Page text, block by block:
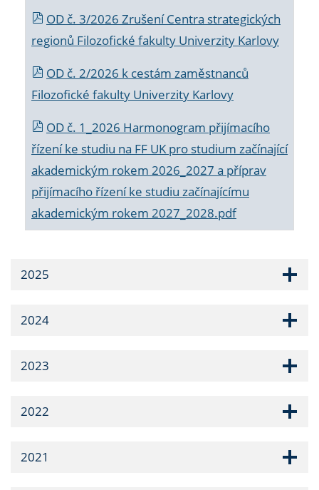
OD č. 3/2026 Zrušení Centra strategických
regionů Filozofické fakulty Univerzity Karlovy
OD č. 2/2026 k cestám zaměstnanců
Filozofické fakulty Univerzity Karlovy
OD č. 1_2026 Harmonogram přijímacího
řízení ke studiu na FF UK pro studium začínající
akademickým rokem 2026_2027 a příprav
přijímacího řízení ke studiu začínajícímu
akademickým rokem 2027_2028.pdf
2025
2024
2023
2022
2021